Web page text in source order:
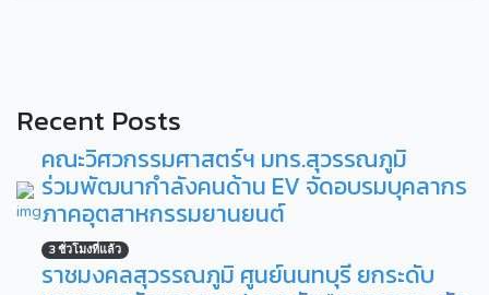
Recent Posts
คณะวิศวกรรมศาสตร์ฯ มทร.สุวรรณภูมิ
ร่วมพัฒนากำลังคนด้าน EV จัดอบรมบุคลากร
ภาคอุตสาหกรรมยานยนต์
3 ชั่วโมงที่แล้ว
ราชมงคลสุวรรณภูมิ ศูนย์นนทบุรี ยกระดับ